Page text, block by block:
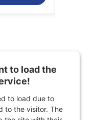
to load the
to load due to
to the visitor. The